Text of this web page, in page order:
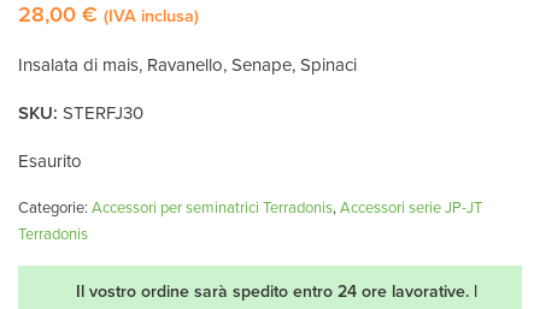
28,00 € (IVA inclusa)
Insalata di mais, Ravanello, Senape, Spinaci
SKU: STERFJ30
Esaurito
Categorie: Accessori per seminatrici Terradonis,Accessori serie JP-JT
Terradonis
Il vostro ordine sarà spedito entro 24 ore lavorative. I